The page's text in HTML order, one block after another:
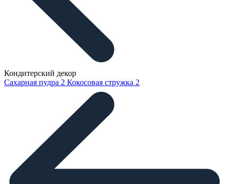
Кондитерский декор
Сахарная пудра 2 Кокосовая стружка 2